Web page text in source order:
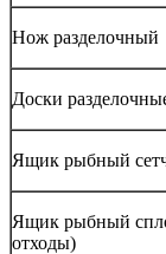
Нож разделочный
Доски
Ящик рыбный
Ящик рыбный
отходы)